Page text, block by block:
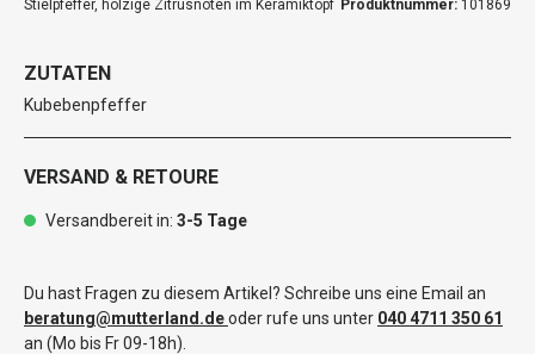
Stielpfeffer, holzige Zitrusnoten im Keramiktopf Produktnummer: 101869
ZUTATEN
Kubebenpfeffer
VERSAND & RETOURE
Versandbereit in: 3-5 Tage
Du hast Fragen zu diesem Artikel? Schreibe uns eine Email an
beratung@mutterland.deoder rufe uns unter 040 4711 350 61
an (Mo bis Fr 09-18h).